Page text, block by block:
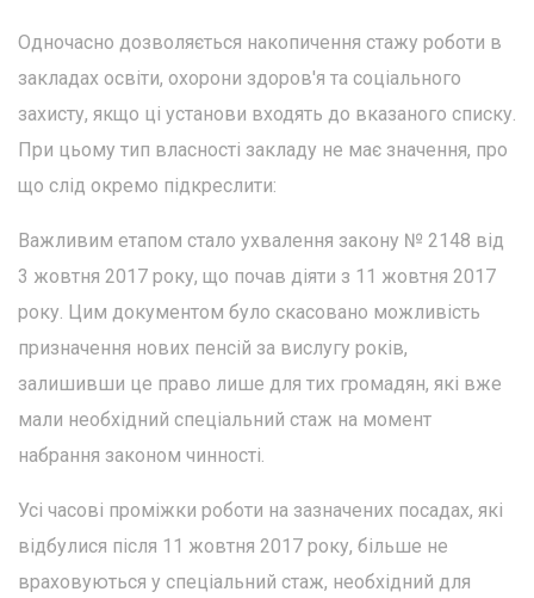
Одночасно дозволяється накопичення стажу роботи в
закладах освіти, охорони здоров'я та соціального
захисту, якщо ці установи входять до вказаного списку.
При цьому тип власності закладу не має значення, про
що слід окремо підкреслити:
Важливим етапом стало ухвалення закону № 2148 від
3 жовтня 2017 року, що почав діяти з 11 жовтня 2017
року. Цим документом було скасовано можливість
призначення нових пенсій за вислугу років,
залишивши це право лише для тих громадян, які вже
мали необхідний спеціальний стаж на момент
набрання законом чинності.
Усі часові проміжки роботи на зазначених посадах, які
відбулися після 11 жовтня 2017 року, більше не
враховуються у спеціальний стаж, необхідний для